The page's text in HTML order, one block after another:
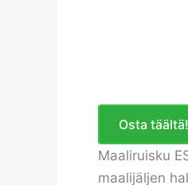
Osta täältä!
Maaliruisku
maalijäljen